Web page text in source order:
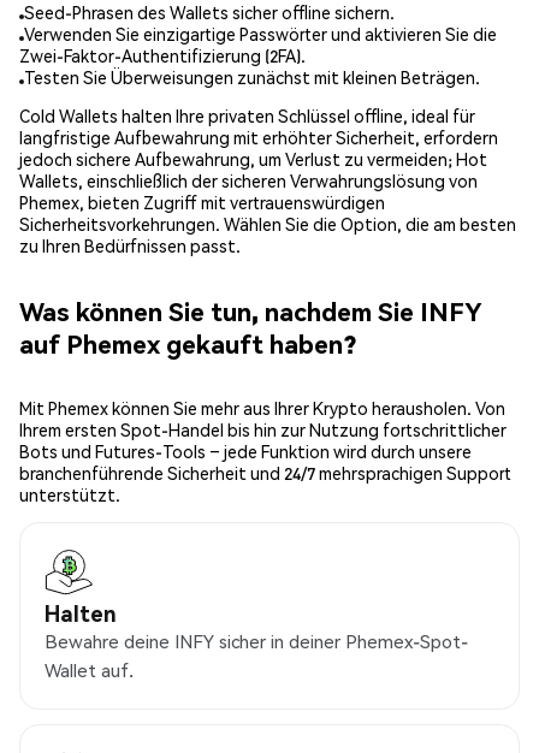
Seed-Phrasen des Wallets sicher offline sichern.
Verwenden Sie einzigartige Passwörter und aktivieren Sie die
Zwei-Faktor-Authentifizierung (2FA).
Testen Sie Überweisungen zunächst mit kleinen Beträgen.
Cold Wallets halten Ihre privaten Schlüssel offline, ideal für
langfristige Aufbewahrung mit erhöhter Sicherheit, erfordern
jedoch sichere Aufbewahrung, um Verlust zu vermeiden; Hot
Wallets, einschließlich der sicheren Verwahrungslösung von
Phemex, bieten Zugriff mit vertrauenswürdigen
Sicherheitsvorkehrungen. Wählen Sie die Option, die am besten
zu Ihren Bedürfnissen passt.
Was können Sie tun, nachdem Sie INFY
auf Phemex gekauft haben?
Mit Phemex können Sie mehr aus Ihrer Krypto herausholen. Von
Ihrem ersten Spot-Handel bis hin zur Nutzung fortschrittlicher
Bots und Futures-Tools – jede Funktion wird durch unsere
branchenführende Sicherheit und 24/7 mehrsprachigen Support
unterstützt.
Halten
Bewahre deine INFY sicher in deiner Phemex-Spot-
Wallet auf.